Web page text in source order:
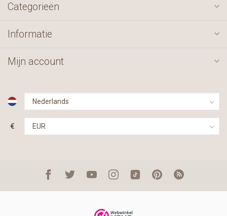
Categorieën
Informatie
Mijn account
€